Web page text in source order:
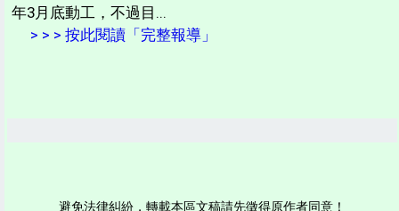
年3月底動工，不過目...
> > > 按此閱讀「完整報導」
避免法律糾紛，轉載本區文稿請先徵得原作者同意！